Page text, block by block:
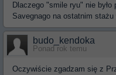
Dlaczego "smile ryu" nie
Savegnago na ostatnim
budo_kendoka
Ponad rok temu
Oczywiście zgadzam się z